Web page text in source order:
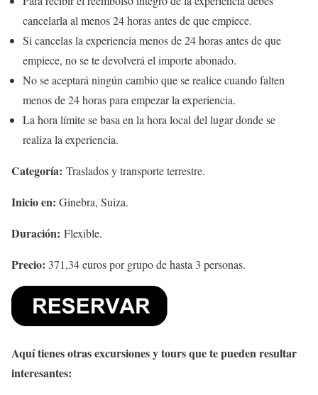
cancelarla al menos 24 horas antes de que empiece.
Si cancelas la experiencia menos de 24 horas antes de que
empiece, no se te devolverá el importe abonado.
No se aceptará ningún cambio que se realice cuando falten
menos de 24 horas para empezar la experiencia.
La hora límite se basa en la hora local del lugar donde se
realiza la experiencia.
Categoría: Traslados y transporte terrestre.
Inicio en: Ginebra, Suiza.
Duración: Flexible.
Precio: 371,34 euros por grupo de hasta 3 personas.
Aquí tienes otras excursiones y tours que te pueden resultar
interesantes: